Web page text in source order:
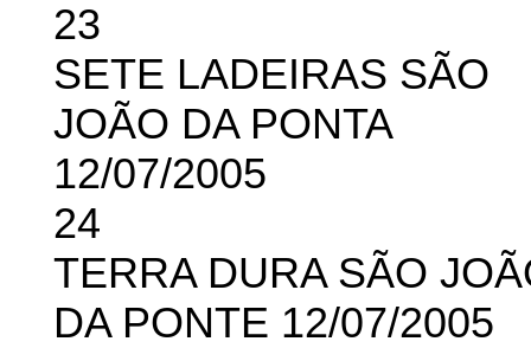
23
SETE LADEIRAS SÃO
JOÃO DA PONTA
12/07/2005
24
TERRA DURA SÃO
DA PONTE 12/07/2005